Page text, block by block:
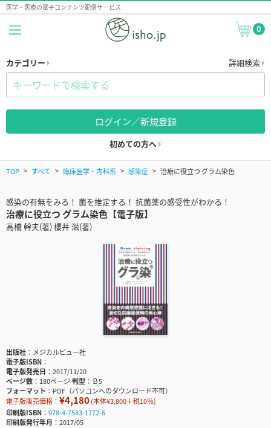
医学・医療の電子コンテンツ配信サービス
0
カテゴリー 詳細検索
ログイン／新規登録
初めての方へ
TOP すべて 臨床医学・内科系 感染症 治療に役立つ グラム染色
感染の有無をみる！ 菌を推定する！ 抗菌薬の感受性がわかる！
治療に役立つ グラム染色【電子版】
高橋 幹夫(著) 櫻井 滋(著)
出版社
メジカルビュー社
電子版ISBN
電子版発売日
2017/11/20
ページ数
180ページ判型
Ｂ5
フォーマット
PDF（パソコンへのダウンロード不可）
電子版販売価格： ¥4,180(本体¥3,800＋税10％)
印刷版ISBN
978-4-7583-1772-6
印刷版発行年月
2017/05